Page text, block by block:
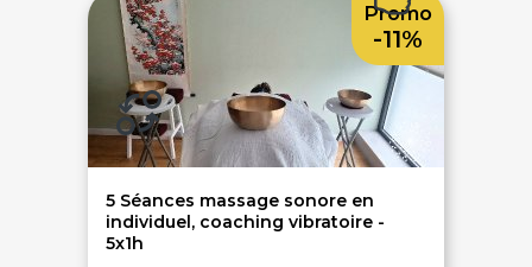
5 Séances massage sonore en
individuel, coaching vibratoire -
5x1h
Promo
-11%
Livraison gratuite 94% de satisfaits
Échange 1 an